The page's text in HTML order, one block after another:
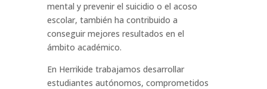
mental y prevenir el suicidio o el acoso
escolar, también ha contribuido a
conseguir mejores resultados en el
ámbito académico.
En Herrikide trabajamos desarrollar
estudiantes autónomos, comprometidos